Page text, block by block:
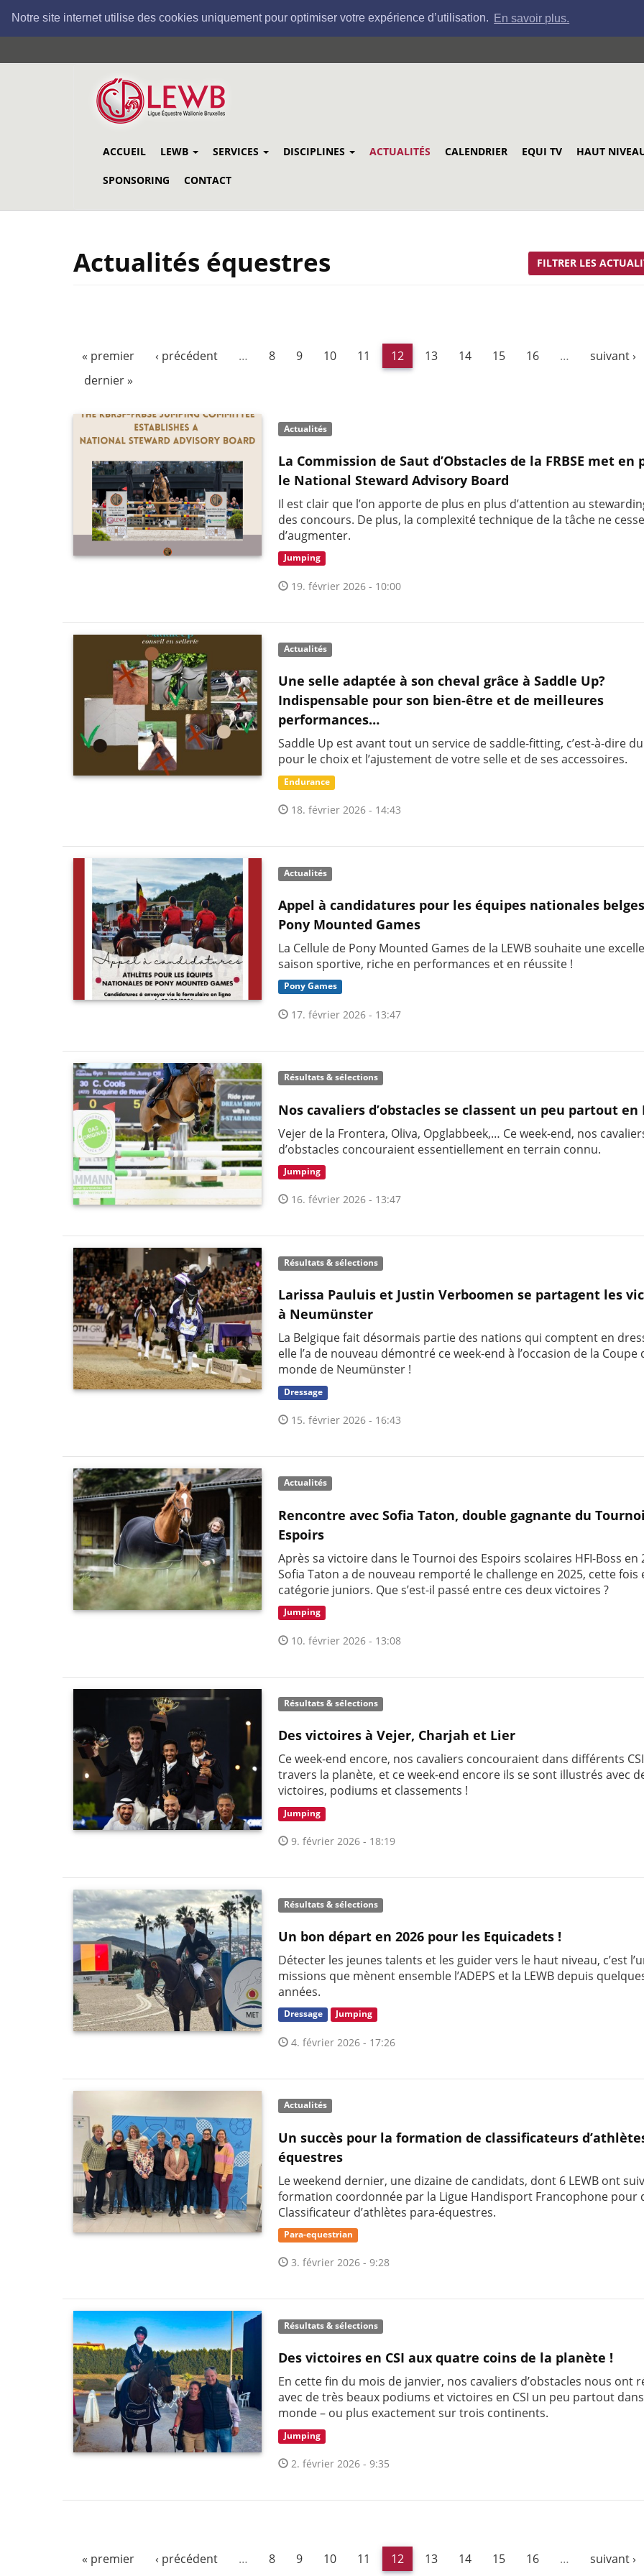
Notre site internet utilise des cookies uniquement pour optimiser votre expérience d’utilisation. En savoir plus.
au
ACCUEIL LEWB SERVICES DISCIPLINES ACTUALITÉS CALENDRIER EQUI TV HAUT
SPONSORING CONTACT
Actualités équestres FILTRER LES
« premier ‹ précédent … 8 9 10 11 12 13 14 15 16 …
suivant ›
dernier »
Actualités
La Commission de Saut d’Obstacles de la FRBSE met en
le National Steward Advisory Board
Il est clair que l’on apporte de plus en plus d’attention au
des concours. De plus, la complexité technique de la tâche ne
d’augmenter.
Jumping
19. février 2026 - 10:00
Actualités
Une selle adaptée à son cheval grâce à Saddle Up?
Indispensable pour son bien-être et de meilleures
performances…
Saddle Up est avant tout un service de saddle-fitting, c’est-à-dire
pour le choix et l’ajustement de votre selle et de ses accessoires.
Endurance
18. février 2026 - 14:43
Actualités
Appel à candidatures pour les équipes nationales
Pony Mounted Games
La Cellule de Pony Mounted Games de la LEWB souhaite une
saison sportive, riche en performances et en réussite !
Pony Games
17. février 2026 - 13:47
Résultats & sélections
Nos cavaliers d’obstacles se classent un peu partout en
Vejer de la Frontera, Oliva, Opglabbeek,… Ce week-end, nos
d’obstacles concouraient essentiellement en terrain connu.
Jumping
16. février 2026 - 13:47
Résultats & sélections
Larissa Pauluis et Justin Verboomen se partagent les
à Neumünster
La Belgique fait désormais partie des nations qui comptent en
elle l’a de nouveau démontré ce week-end à l’occasion de la Coupe
monde de Neumünster !
Dressage
15. février 2026 - 16:43
Actualités
Rencontre avec Sofia Taton, double gagnante du
Espoirs
Après sa victoire dans le Tournoi des Espoirs scolaires HFI-Boss en
Sofia Taton a de nouveau remporté le challenge en 2025, cette fois
catégorie juniors. Que s’est-il passé entre ces deux victoires ?
Jumping
10. février 2026 - 13:08
Résultats & sélections
Des victoires à Vejer, Charjah et Lier
Ce week-end encore, nos cavaliers concouraient dans différents
travers la planète, et ce week-end encore ils se sont illustrés avec
victoires, podiums et classements !
Jumping
9. février 2026 - 18:19
Résultats & sélections
Un bon départ en 2026 pour les Equicadets !
Détecter les jeunes talents et les guider vers le haut niveau, c’est
missions que mènent ensemble l’ADEPS et la LEWB depuis
années.
Dressage Jumping
4. février 2026 - 17:26
Actualités
Un succès pour la formation de classificateurs
équestres
Le weekend dernier, une dizaine de candidats, dont 6 LEWB ont
formation coordonnée par la Ligue Handisport Francophone pour
Classificateur d’athlètes para-équestres.
Para-equestrian
3. février 2026 - 9:28
Résultats & sélections
Des victoires en CSI aux quatre coins de la planète !
En cette fin du mois de janvier, nos cavaliers d’obstacles nous ont
avec de très beaux podiums et victoires en CSI un peu partout
monde – ou plus exactement sur trois continents.
Jumping
2. février 2026 - 9:35
« premier ‹ précédent … 8 9 10 11 12 13 14 15 16 …
suivant ›